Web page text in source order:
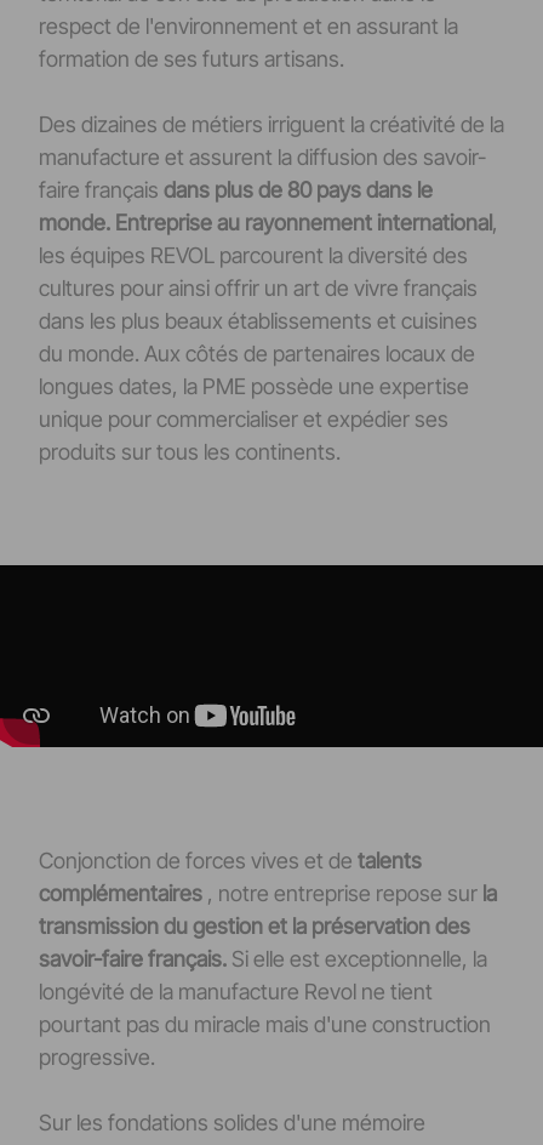
respect de l'environnement et en assurant la
formation de ses futurs artisans.
Des dizaines de métiers irriguent la créativité de la
manufacture et assurent la diffusion des savoir-
faire français dans plus de 80 pays dans le
monde. Entreprise au rayonnement international,
les équipes REVOL parcourent la diversité des
cultures pour ainsi offrir un art de vivre français
dans les plus beaux établissements et cuisines
du monde. Aux côtés de partenaires locaux de
longues dates, la PME possède une expertise
unique pour commercialiser et expédier ses
produits sur tous les continents.
Conjonction de forces vives et de talents
complémentaires , notre entreprise repose sur la
transmission du gestion et la préservation des
savoir-faire français. Si elle est exceptionnelle, la
longévité de la manufacture Revol ne tient
pourtant pas du miracle mais d'une construction
progressive.
Sur les fondations solides d'une mémoire